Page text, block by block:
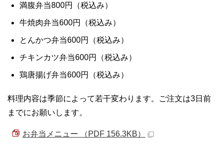
満腹弁当800円（税込み）
牛焼肉弁当600円（税込み）
とんかつ弁当600円（税込み）
チキンカツ弁当600円（税込み）
鶏唐揚げ弁当600円（税込み）
料理内容は季節によって若干変わります。ご注文は3日前
までにお願いします。
お弁当メニュー （PDF 156.3KB）